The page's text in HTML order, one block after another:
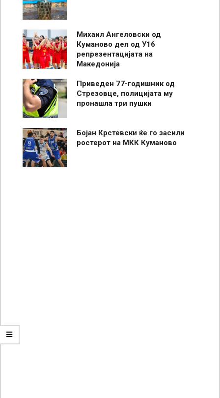
Михаил Ангеловски од
Куманово дел од У16
репрезентацијата на
Македонија
Приведен 77-годишник од
Стрезовце, полицијата му
пронашла три пушки
Бојан Крстевски ќе го засили
ростерот на МКК Куманово